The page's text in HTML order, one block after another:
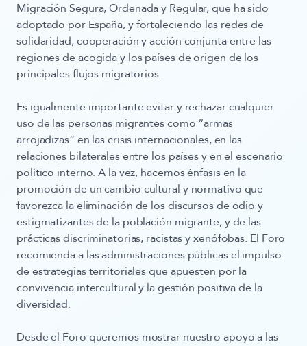
Migración Segura, Ordenada y Regular, que ha sido
adoptado por España, y fortaleciendo las redes de
solidaridad, cooperación y acción conjunta entre las
regiones de acogida y los países de origen de los
principales flujos migratorios.
Es igualmente importante evitar y rechazar cualquier
uso de las personas migrantes como “armas
arrojadizas” en las crisis internacionales, en las
relaciones bilaterales entre los países y en el escenario
político interno. A la vez, hacemos énfasis en la
promoción de un cambio cultural y normativo que
favorezca laeliminación de los discursos de odio y
estigmatizantes de la población migrante, y de las
prácticas discriminatorias, racistas y xenófobas. El Foro
recomienda a las administraciones públicas el impulso
de estrategias territoriales que apuesten por la
convivencia intercultural y la gestión positiva de la
diversidad.
Desde el Foro queremos mostrar nuestro apoyo a las